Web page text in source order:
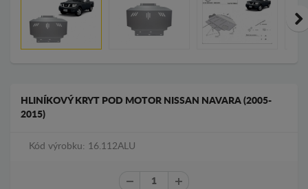
HLINÍKOVÝ KRYT POD MOTOR NISSAN NAVARA (2005-
2015)
Kód výrobku: 16.112ALU